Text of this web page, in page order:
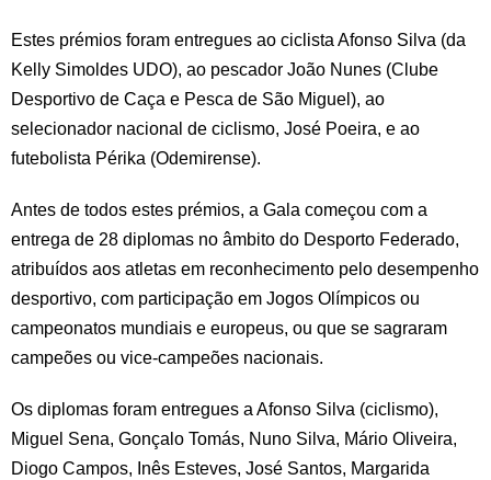
Estes prémios foram entregues ao ciclista Afonso Silva (da
Kelly Simoldes UDO), ao pescador João Nunes (Clube
Desportivo de Caça e Pesca de São Miguel), ao
selecionador nacional de ciclismo, José Poeira, e ao
futebolista Périka (Odemirense).
Antes de todos estes prémios, a Gala começou com a
entrega de 28 diplomas no âmbito do Desporto Federado,
atribuídos aos atletas em reconhecimento pelo desempenho
desportivo, com participação em Jogos Olímpicos ou
campeonatos mundiais e europeus, ou que se sagraram
campeões ou vice-campeões nacionais.
Os diplomas foram entregues a Afonso Silva (ciclismo),
Miguel Sena, Gonçalo Tomás, Nuno Silva, Mário Oliveira,
Diogo Campos, Inês Esteves, José Santos, Margarida